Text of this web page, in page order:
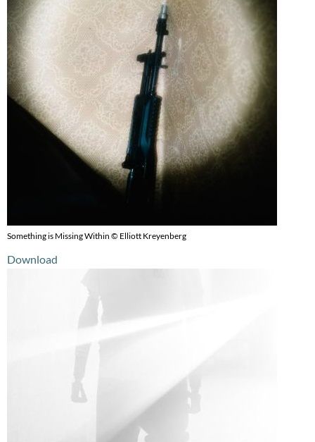
Something is Missing Within © Elliott Kreyenberg
Download